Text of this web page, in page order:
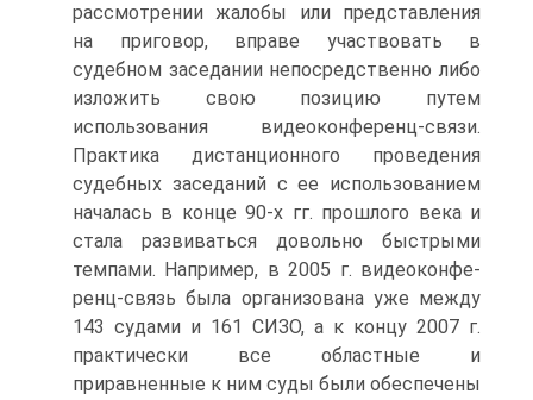
рассмотрении жалобы или представления
на приговор, вправе участвовать в
судебном заседании непосредственно либо
изложить свою позицию путем
использования видеоконференц-связи.
Практика дистанционного проведения
судебных заседаний с ее использованием
началась в конце 90-х гг. прошлого века и
стала развиваться довольно быстрыми
темпами. Например, в 2005 г. видеоконфе-
ренц-связь была организована уже между
143 судами и 161 СИЗО, а к концу 2007 г.
практически все областные и
приравненные к ним суды были обеспечены